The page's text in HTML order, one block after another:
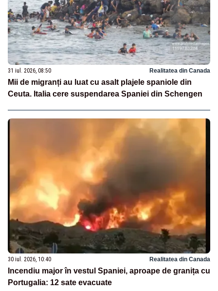
31 iul. 2026, 08:50 Realitatea din Canada
Mii de migranți au luat cu asalt plajele spaniole din
Ceuta. Italia cere suspendarea Spaniei din Schengen
30 iul. 2026, 10:40 Realitatea din Canada
Incendiu major în vestul Spaniei, aproape de granița cu
Portugalia: 12 sate evacuate